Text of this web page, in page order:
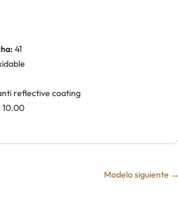
41
reflective coating
10.00
Modelo siguiente →